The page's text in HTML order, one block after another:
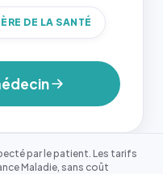
DE LA SANTÉ
par le patient. Les tarifs
Maladie, sans coût